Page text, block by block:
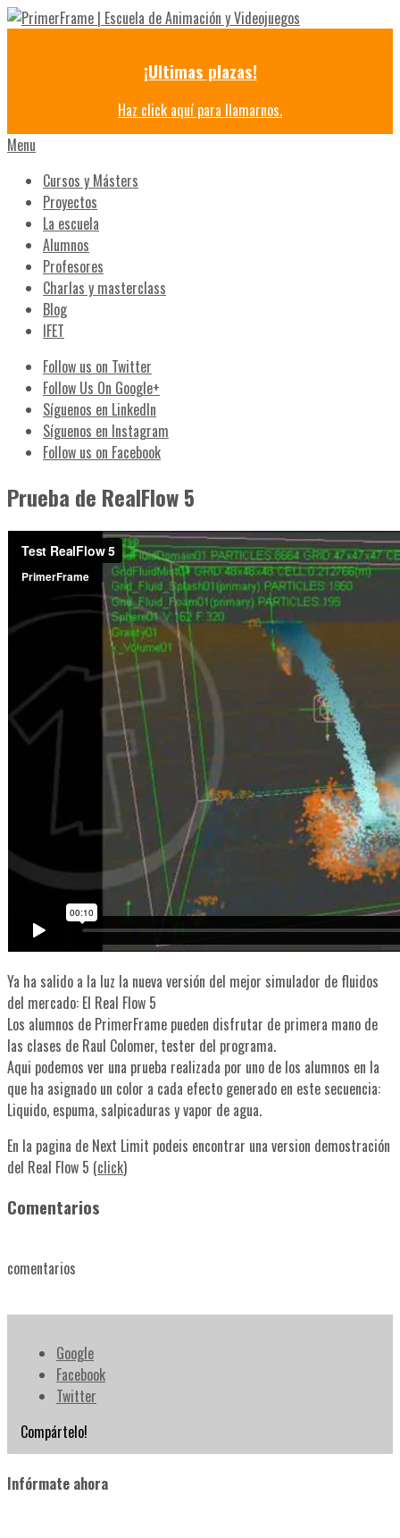
¡Ultimas plazas!
Haz click aquí para llamarnos.
Menu
Cursos y Másters
Proyectos
La escuela
Alumnos
Profesores
Charlas y masterclass
Blog
IFET
Follow us on Twitter
Follow Us On Google+
Síguenos en LinkedIn
Síguenos en Instagram
Follow us on Facebook
Prueba de RealFlow 5
Ya ha salido a la luz la nueva versión del mejor simulador de fluidos
del mercado: El Real Flow 5
Los alumnos de PrimerFrame pueden disfrutar de primera mano de
las clases de Raul Colomer, tester del programa.
Aqui podemos ver una prueba realizada por uno de los alumnos en la
que ha asignado un color a cada efecto generado en este secuencia:
Liquido, espuma, salpicaduras y vapor de agua.
En la pagina de Next Limit podeis encontrar una version demostración
del Real Flow 5 (click)
Comentarios
comentarios
Google
Facebook
Twitter
Compártelo!
Infórmate ahora